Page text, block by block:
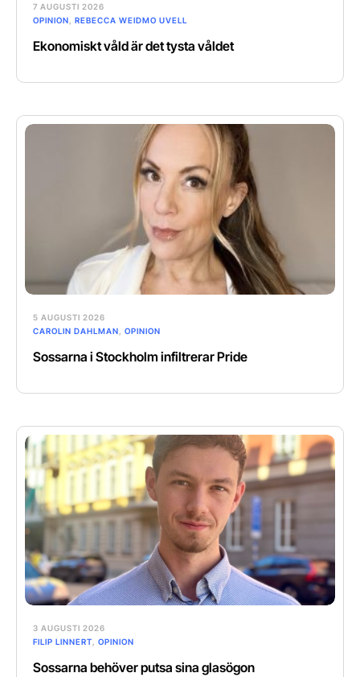
7 AUGUSTI 2026
OPINION
REBECCA WEIDMO UVELL
Ekonomiskt våld är det tysta våldet
5 AUGUSTI 2026
CAROLIN DAHLMAN
OPINION
Sossarna i Stockholm infiltrerar Pride
3 AUGUSTI 2026
FILIP LINNERT
OPINION
Sossarna behöver putsa sina glasögon